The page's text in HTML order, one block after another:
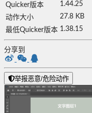
Quicker版本
1.44.25
动作大小
27.8 KB
最低Quicker版本 1.38.15
分享到
举报恶意/危险动作